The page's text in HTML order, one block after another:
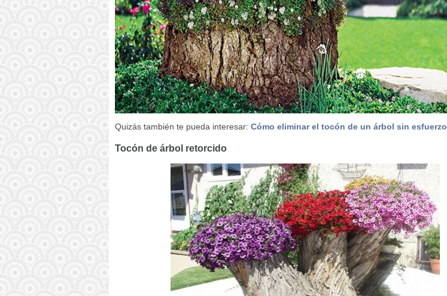
Quizás también te pueda interesar: Cómo eliminar el tocón de un árbol sin esfuerzo
Tocón de árbol retorcido